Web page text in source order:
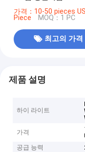
가격：10-50 pieces
Piece MOQ：1 PC
최고의 가격
제품 설명
하이 라이트
가격
공급 능력